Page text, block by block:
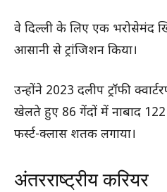
वे दिल्ली के लिए एक भरोसेमंद
आसानी से ट्रांजिशन किया।
उन्होंने 2023 दलीप ट्रॉफी
खेलते हुए 86 गेंदों में नाबाद
फर्स्ट-क्लास शतक लगाया।
अंतरराष्ट्रीय करियर